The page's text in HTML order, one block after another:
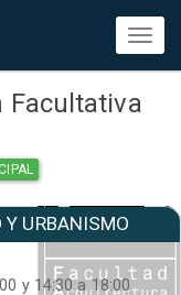
Facultativa
Y URBANISMO
y 14:30 a 18:00